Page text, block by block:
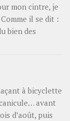
mon cintre, je
il se dit :
bien des
à bicyclette
avant
d’août, puis